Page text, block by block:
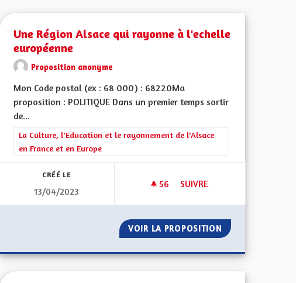
COMMUNE
NOTRE VISION COMMUNE
Une Région Alsace qui rayonne à l'echelle
européenne
Proposition anonyme
Mon Code postal (ex : 68 000) : 68220Ma
proposition : POLITIQUE Dans un premier temps sortir
de...
Filtrer les résultats de la catégorie : La Culture, l'Education et le
La Culture, l'Education et le rayonnement de l'Alsace
en France et en Europe
CRÉÉ LE
13/04/2023
56 56 ABONNÉS
SUIVRE
VOIR LA PROPOSITION UNE RÉGION